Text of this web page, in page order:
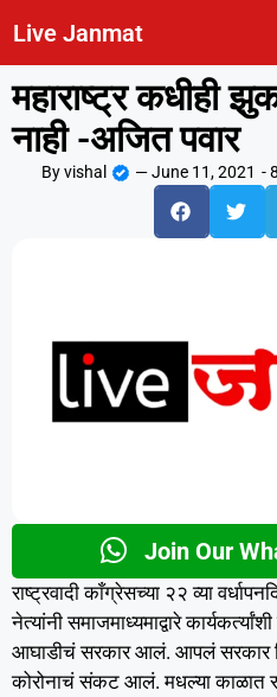
Live Janmat
महाराष्ट्र कधीही
नाही -अजित पवार
Byvishal —June 11, 2021 -
Join Our
राष्ट्रवादी काँग्रेसच्या २२ व्या
नेत्यांनी समाजमाध्यमाद्वारे
आघाडीचं सरकार आलं. आपलं सरकार
कोरोनाचं संकट आलं. मधल्या काळात